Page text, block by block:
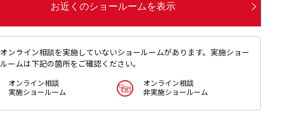
お近くのショールームを表示
オンライン相談を実施していないショールームがあります。実施ショー
ルームは下記の箇所をご確認ください。
オンライン相談
実施ショールーム
オンライン相談
非実施ショールーム